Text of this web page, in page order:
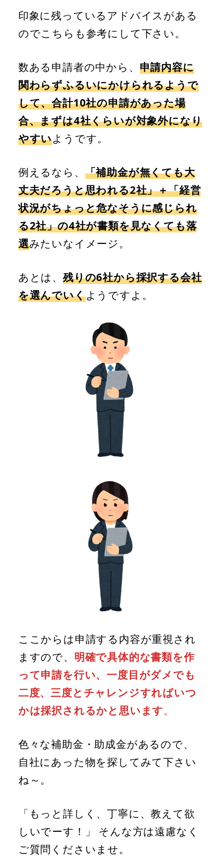
印象に残っているアドバイスがある
のでこちらも参考にして下さい。
数ある申請者の中から、 申請内容に
関わらずふるいにかけられるようで
して、合計10社の申請があった場
合、まずは4社くらいが対象外になり
やすいようです。
例えるなら、 「補助金が無くても大
丈夫だろうと思われる2社」＋「経営
状況がちょっと危なそうに感じられ
る2社」の4社が書類を見なくても落
選みたいなイメージ。
あとは、 残りの6社から採択する会社
を選んでいくようですよ。
ここからは申請する内容が重視され
ますので、 明確で具体的な書類を作
って申請を行い、一度目がダメでも
二度、三度とチャレンジすればいつ
かは採択されるかと思います。
色々な補助金・助成金があるので、
自社にあった物を探してみて下さい
ね～。
「もっと詳しく、丁寧に、教えて欲
しいでーす！」 そんな方は遠慮なく
ご質問くださいませ。